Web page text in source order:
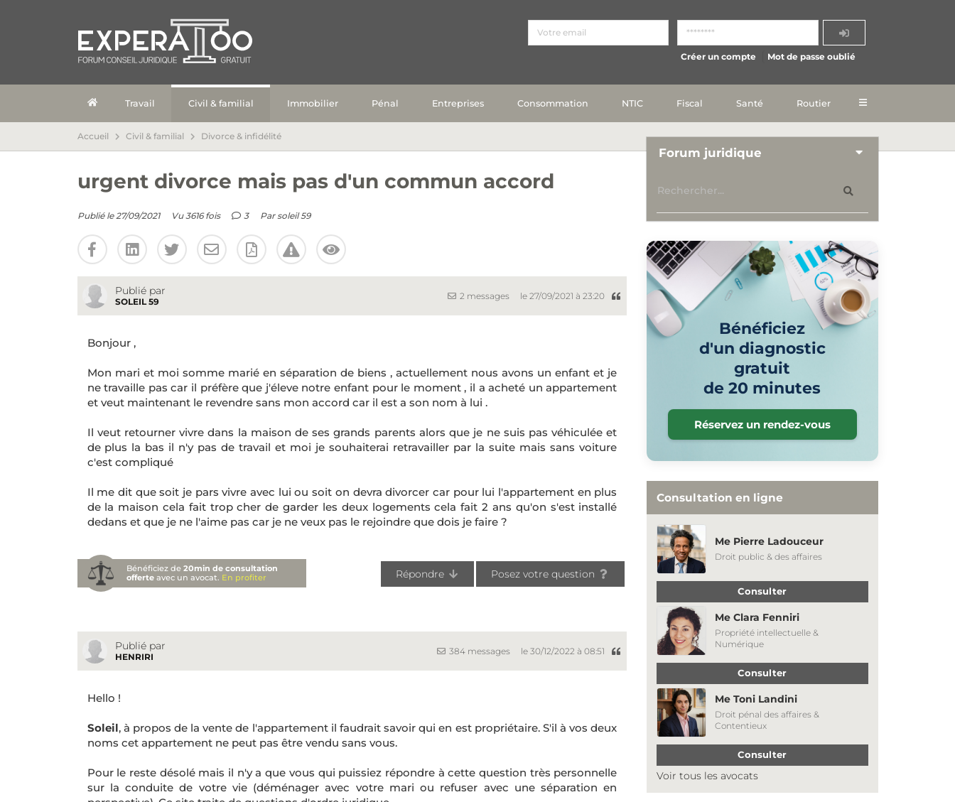
Créer un compte Mot de passe oublié
Travail Civil & familial Immobilier Pénal Entreprises Consommation NTIC Fiscal Santé Routier
Accueil Civil & familial Divorce & infidélité
urgent divorce mais pas d'un commun accord
Publié le 27/09/2021 Vu 3616 fois 3 Parsoleil 59
Publié par
SOLEIL 59
2 messages le 27/09/2021 à 23:20
Bonjour ,
Mon mari et moi somme marié en séparation de biens , actuellement nous avons un enfant et je
ne travaille pas car il préfère que j'éleve notre enfant pour le moment , il a acheté un appartement
et veut maintenant le revendre sans mon accord car il est a son nom à lui .
Il veut retourner vivre dans la maison de ses grands parents alors que je ne suis pas véhiculée et
de plus la bas il n'y pas de travail et moi je souhaiterai retravailler par la suite mais sans voiture
c'est compliqué
Il me dit que soit je pars vivre avec lui ou soit on devra divorcer car pour lui l'appartement en plus
de la maison cela fait trop cher de garder les deux logements cela fait 2 ans qu'on s'est installé
dedans et que je ne l'aime pas car je ne veux pas le rejoindre que dois je faire ?
Bénéficiez de20min de consultation
offerte avec un avocat. En profiter Répondre Posez votre question
Publié par
HENRIRI
384 messages le 30/12/2022 à 08:51
Hello !
Soleil, à propos de la vente de l'appartement il faudrait savoir qui en est propriétaire. S'il à vos deux
noms cet appartement ne peut pas être vendu sans vous.
Pour le reste désolé mais il n'y a que vous qui puissiez répondre à cette question très personnelle
sur la conduite de votre vie (déménager avec votre mari ou refuser avec une séparation en
Forum juridique
Bénéficiez
d'un diagnostic
gratuit
de 20 minutes
Réservez un rendez-vous
Consultation en ligne
Me Pierre Ladouceur
Droit public & des affaires
Consulter
Me Clara Fenniri
Propriété intellectuelle &
Numérique
Consulter
Me Toni Landini
Droit pénal des affaires &
Contentieux
Consulter
Voir tous les avocats